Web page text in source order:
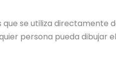
se utiliza directamente
persona pueda dibujar